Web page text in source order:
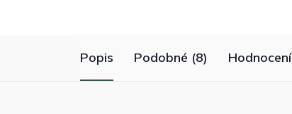
Popis Podobné (8) Hodnocení